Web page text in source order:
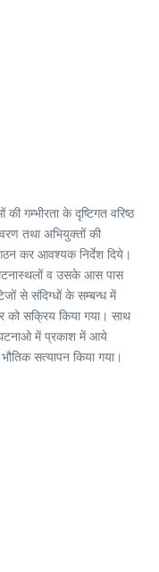
गम्भीरता के दृष्टिगत वरिष्ठ
तथा अभियुक्तों की
कर आवश्यक निर्देश दिये।
घटनास्थलों व उसके आस पास
से संदिग्धों के सम्बन्ध में
सक्रिय किया गया। साथ
घटनाओ में प्रकाश में आये
सत्यापन किया गया।